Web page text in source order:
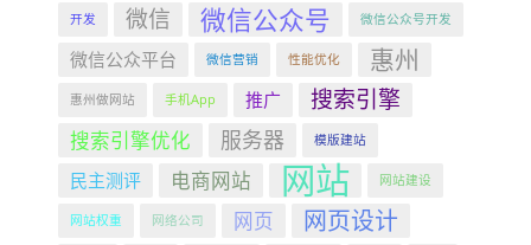
开发 微信 微信公众号 微信公众号开发
微信公众平台 微信营销 性能优化 惠州
惠州做网站 手机App 推广 搜索引擎
搜索引擎优化 服务器 模版建站
民主测评 电商网站 网站 网站建设
网站权重 网络公司 网页 网页设计